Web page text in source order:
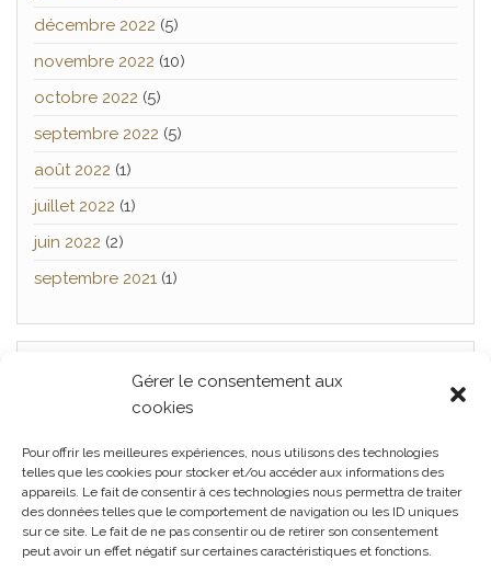
Gérer le consentement aux
cookies
Pour offrir les meilleures expériences, nous utilisons des technologies
telles que les cookies pour stocker et/ou accéder aux informations des
appareils. Le fait de consentir à ces technologies nous permettra de traiter
des données telles que le comportement de navigation ou les ID uniques
sur ce site. Le fait de ne pas consentir ou de retirer son consentement
peut avoir un effet négatif sur certaines caractéristiques et fonctions.
décembre 2022 (5)
novembre 2022 (10)
octobre 2022 (5)
septembre 2022 (5)
août 2022 (1)
juillet 2022 (1)
juin 2022 (2)
septembre 2021 (1)
TWITTER
Facebook Twitter
Politique
de confidentialité
Politique de